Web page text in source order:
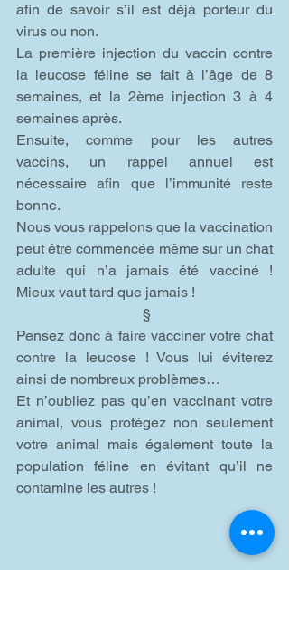
afin de savoir s’il est déjà porteur du
virus ou non.
La première injection du vaccin contre
la leucose féline se fait à l’âge de 8
semaines, et la 2ème injection 3 à 4
semaines après.
Ensuite, comme pour les autres
vaccins, un rappel annuel est
nécessaire afin que l’immunité reste
bonne.
Nous vous rappelons que la vaccination
peut être commencée même sur un chat
adulte qui n’a jamais été vacciné !
Mieux vaut tard que jamais !
§
Pensez donc à faire vacciner votre chat
contre la leucose ! Vous lui éviterez
ainsi de nombreux problèmes…
Et n’oubliez pas qu’en vaccinant votre
animal, vous protégez non seulement
votre animal mais également toute la
population féline en évitant qu’il ne
contamine les autres !